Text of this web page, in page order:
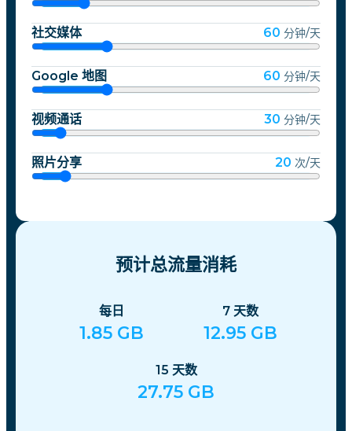
社交媒体 60 分钟/天
Google 地图 60 分钟/天
视频通话 30 分钟/天
照片分享 20 次/天
预计总流量消耗
每日
1.85 GB
7 天数
12.95 GB
15 天数
27.75 GB